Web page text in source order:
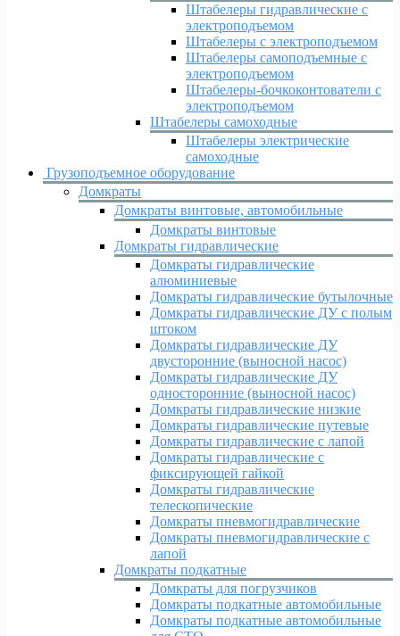
Штабелеры гидравлические c
электроподъемом
Штабелеры с электроподъемом
Штабелеры самоподъемные с
электроподъемом
Штабелеры-бочкоконтователи с
электроподъемом
Штабелеры самоходные
Штабелеры электрические
самоходные
Грузоподъемное оборудование
Домкраты
Домкраты винтовые, автомобильные
Домкраты винтовые
Домкраты гидравлические
Домкраты гидравлические
алюминиевые
Домкраты гидравлические бутылочные
Домкраты гидравлические ДУ c полым
штоком
Домкраты гидравлические ДУ
двусторонние (выносной насос)
Домкраты гидравлические ДУ
односторонние (выносной насос)
Домкраты гидравлические низкие
Домкраты гидравлические путевые
Домкраты гидравлические с лапой
Домкраты гидравлические с
фиксирующей гайкой
Домкраты гидравлические
телескопические
Домкраты пневмогидравлические
Домкраты пневмогидравлические с
лапой
Домкраты подкатные
Домкраты для погрузчиков
Домкраты подкатные автомобильные
Домкраты подкатные автомобильные